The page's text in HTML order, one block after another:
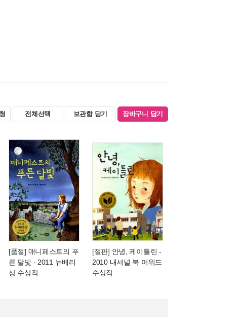
전체선택 보관함 담기 장바구니 담기
[품절] 매니페스트의 푸
른 달빛 - 2011 뉴베리
상 수상작
[절판] 안녕, 케이틀린 -
2010 내셔널 북 어워드
수상작